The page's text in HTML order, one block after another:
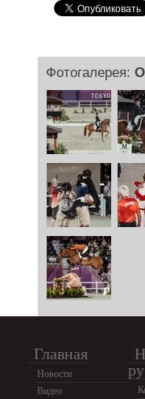
Фотогалерея:
Главная
Новости
Видео